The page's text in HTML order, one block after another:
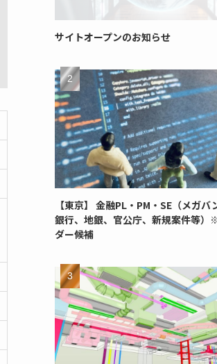
サイトオープンのお知らせ
【東京】 金融PL・PM・SE（メガバ
銀行、地銀、官公庁、新規案件等）
ダー候補